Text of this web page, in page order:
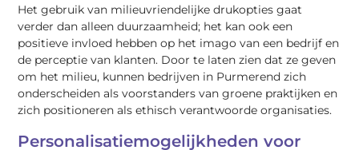
Het gebruik van milieuvriendelijke drukopties gaat
verder dan alleen duurzaamheid; het kan ook een
positieve invloed hebben op het imago van een bedrijf en
de perceptie van klanten. Door te laten zien dat ze geven
om het milieu, kunnen bedrijven in Purmerend zich
onderscheiden als voorstanders van groene praktijken en
zich positioneren als ethisch verantwoorde organisaties.
Personalisatiemogelijkheden voor